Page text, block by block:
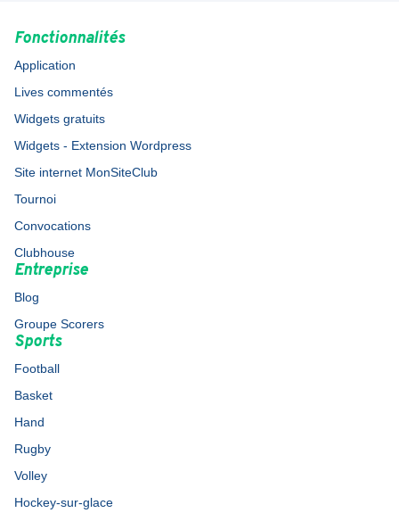
Fonctionnalités
Application
Lives commentés
Widgets gratuits
Widgets - Extension Wordpress
Site internet MonSiteClub
Tournoi
Convocations
Clubhouse
Entreprise
Blog
Groupe Scorers
Sports
Football
Basket
Hand
Rugby
Volley
Hockey-sur-glace